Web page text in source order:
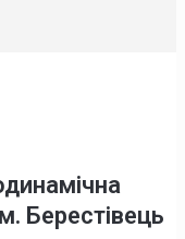
Берестівець